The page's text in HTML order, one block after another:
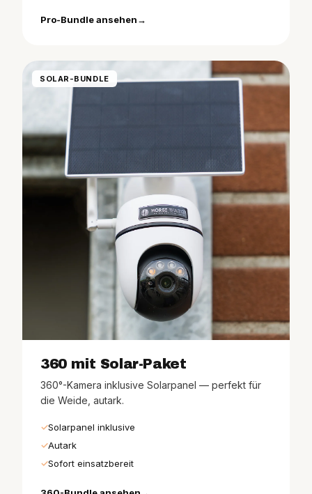
Pro-Bundle ansehen
SOLAR-BUNDLE
360 mit Solar-Paket
360°-Kamera inklusive Solarpanel — perfekt für
die Weide, autark.
Solarpanel inklusive
Autark
Sofort einsatzbereit